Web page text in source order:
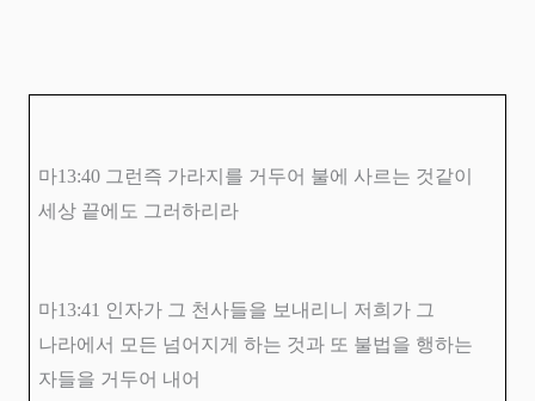
마13:40 그런즉 가라지를 거두어 불에 사르는 것같이
세상 끝에도 그러하리라
마13:41 인자가 그 천사들을 보내리니 저희가 그
나라에서 모든 넘어지게 하는 것과 또 불법을 행하는
자들을 거두어 내어